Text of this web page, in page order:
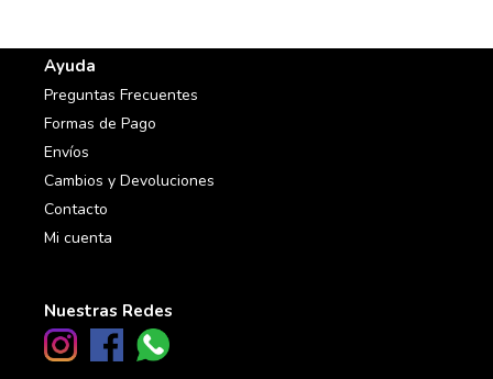
Ayuda
Preguntas Frecuentes
Formas de Pago
Envíos
Cambios y Devoluciones
Contacto
Mi cuenta
Nuestras Redes